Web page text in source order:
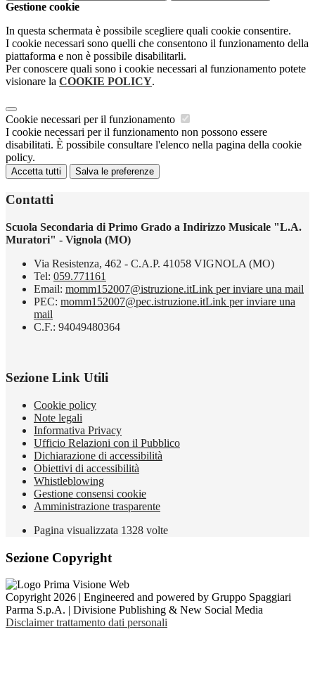
Gestione cookie
In questa schermata è possibile scegliere quali cookie consentire.
I cookie necessari sono quelli che consentono il funzionamento della
piattaforma e non è possibile disabilitarli.
Per conoscere quali sono i cookie necessari al funzionamento potete
visionare la COOKIE POLICY.
Cookie necessari per il funzionamento
I cookie necessari per il funzionamento non possono essere
disabilitati. È possibile consultare l'elenco nella pagina della cookie
policy.
Accetta tutti Salva le preferenze
Contatti
Scuola Secondaria di Primo Grado a Indirizzo Musicale "L.A.
Muratori" - Vignola (MO)
Via Resistenza, 462 - C.A.P. 41058 VIGNOLA (MO)
Tel: 059.771161
Email: momm152007@istruzione.itLink per inviare una mail
PEC: momm152007@pec.istruzione.itLink per inviare una
mail
C.F.: 94049480364
Sezione Link Utili
Cookie policy
Note legali
Informativa Privacy
Ufficio Relazioni con il Pubblico
Dichiarazione di accessibilità
Obiettivi di accessibilità
Whistleblowing
Gestione consensi cookie
Amministrazione trasparente
Pagina visualizzata 1328 volte
Sezione Copyright
Copyright 2026 | Engineered and powered by Gruppo Spaggiari
Parma S.p.A. | Divisione Publishing & New Social Media
Disclaimer trattamento dati personali